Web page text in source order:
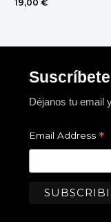
19,00 €
Déjanos tu email
Email Address *